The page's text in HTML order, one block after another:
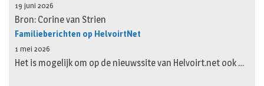
19 juni 2026
Bron: Corine van Strien
Familieberichten op HelvoirtNet
1 mei 2026
Het is mogelijk om op de nieuwssite van Helvoirt.net ook …